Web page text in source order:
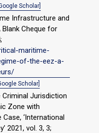
Scholar]
Infrastructure and
Cheque for
maritime-
of-the-eez-a-
Scholar]
Criminal Jurisdiction
Zone with
‘International
2021, vol. 3, 3;